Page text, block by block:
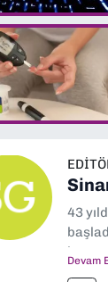
43
Devam